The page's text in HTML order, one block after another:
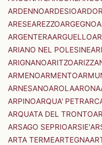
ARDENNOARDESIO
ARESEAREZZOARGEGNO
ARGENTERAARGUELLO
ARIANO NEL POLESINE
ARIGNANOARITZO
ARMENOARMENTO
ARNESANOAROLAARONA
ARPINOARQUA'
ARQUATA DEL TRONTO
ARSAGO SEPRIOARSIE'
ARTA TERMEARTEGNA